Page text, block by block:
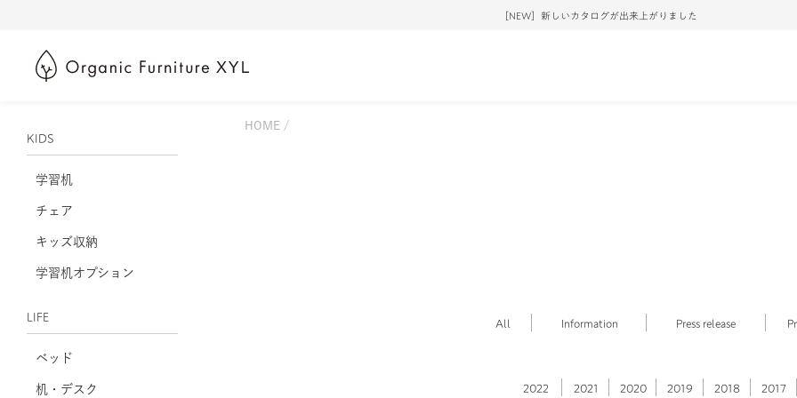
［NEW］新しいカタログが出来上がりました
KIDS
学習机
チェア
キッズ収納
学習机オプション
LIFE
ベッド
机・デスク
HOME
All Information Press release
2022 2021 2020 2019 2018 2017